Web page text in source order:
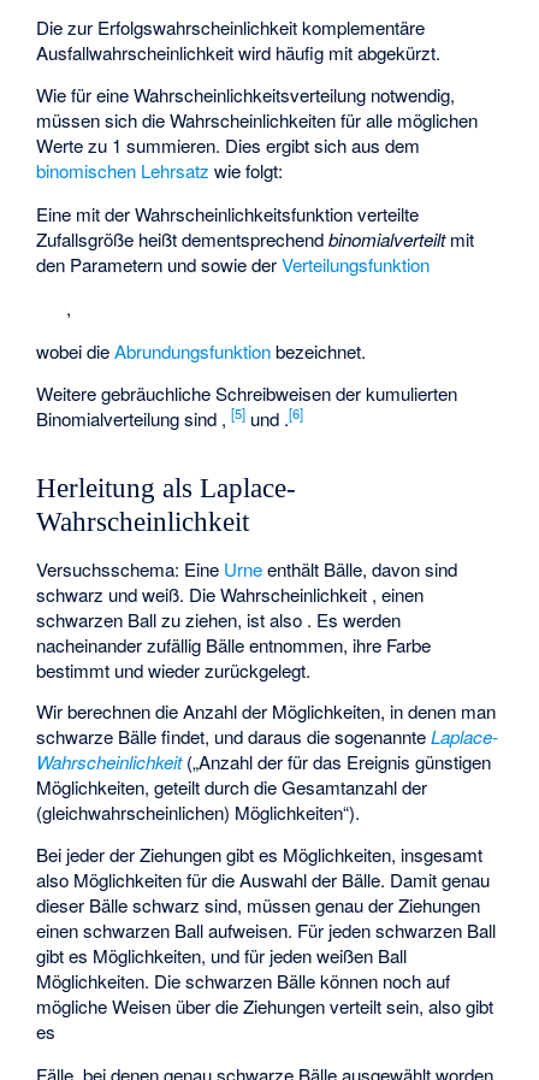
Die zur Erfolgswahrscheinlichkeitkomplementäre
Ausfallwahrscheinlichkeitwird häufig mitabgekürzt.
Wie für eine Wahrscheinlichkeitsverteilung notwendig,
müssen sich die Wahrscheinlichkeiten für alle möglichen
Wertezu 1 summieren. Dies ergibt sich aus dem
binomischen Lehrsatz wie folgt:
Eine mit der Wahrscheinlichkeitsfunktionverteilte
Zufallsgröße heißt dementsprechendbinomialverteiltmit
den Parametern undsowie derVerteilungsfunktion
,
wobeidieAbrundungsfunktionbezeichnet.
Weitere gebräuchliche Schreibweisen der kumulierten
Binomialverteilung sind ,[5] und .[6]
Herleitung als Laplace-
Wahrscheinlichkeit
Versuchsschema: Eine Urneenthält Bälle, davon sind
schwarz undweiß. Die Wahrscheinlichkeit , einen
schwarzen Ball zu ziehen, ist also . Es werden
nacheinander zufällig Bälle entnommen, ihre Farbe
bestimmt und wieder zurückgelegt.
Wir berechnen die Anzahl der Möglichkeiten, in denen man
schwarze Bälle findet, und daraus die sogenannteLaplace-
Wahrscheinlichkeit(„Anzahl der für das Ereignis günstigen
Möglichkeiten, geteilt durch die Gesamtanzahl der
(gleichwahrscheinlichen) Möglichkeiten“).
Bei jeder derZiehungen gibt es Möglichkeiten, insgesamt
also Möglichkeiten für die Auswahl der Bälle. Damit genau
dieser Bälle schwarz sind, müssen genauderZiehungen
einen schwarzen Ball aufweisen. Für jeden schwarzen Ball
gibt es Möglichkeiten, und für jeden weißen Ball
Möglichkeiten. Dieschwarzen Bälle können noch auf
mögliche Weisen über dieZiehungen verteilt sein, also gibt
es
Fälle, bei denen genauschwarze Bälle ausgewählt worden